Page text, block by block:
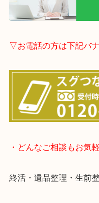
▽店頭査定のご案内▽